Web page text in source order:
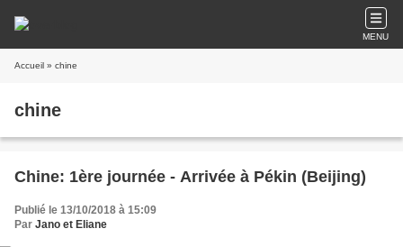
MENU
Accueil » chine
chine
Chine: 1ère journée - Arrivée à Pékin (Beijing)
Publié le 13/10/2018 à 15:09
Par Jano et Eliane